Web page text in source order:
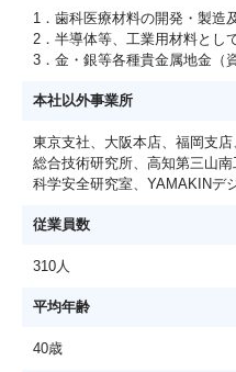
1．歯科医療材料の開発・製造
2．半導体等、工業用材料とし
3．金・銀等各種貴金属地金（
本社以外事業所
東京支社、大阪本店、福岡支店
総合技術研究所、高知第三山
科学安全研究室、YAMAKINデ
従業員数
310人
平均年齢
40歳